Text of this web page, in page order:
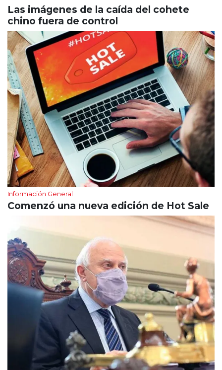
Las imágenes de la caída del cohete
chino fuera de control
Información General
Comenzó una nueva edición de Hot Sale